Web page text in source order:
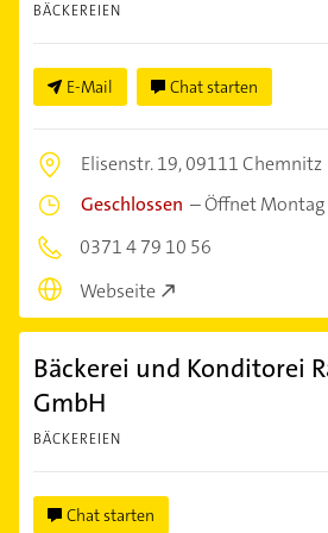
BÄCKEREIEN
E-Mail Chat starten
Elisenstr. 19,09111 Chemnitz
Geschlossen –Öffnet Montag
0371 4 79 10 56
Webseite
Bäckerei und Konditorei
GmbH
BÄCKEREIEN
Chat starten